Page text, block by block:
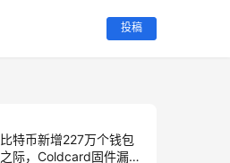
投稿
比特币新增227万个钱包
之际，Coldcard固件漏洞